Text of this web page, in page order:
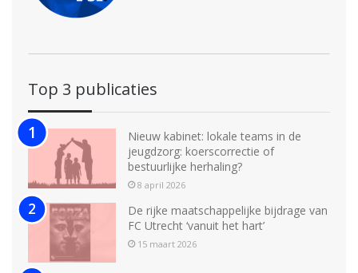
Top 3 publicaties
Nieuw kabinet: lokale teams in de
jeugdzorg: koerscorrectie of
bestuurlijke herhaling?
8 april 2026
De rijke maatschappelijke bijdrage van
FC Utrecht ‘vanuit het hart’
15 maart 2026